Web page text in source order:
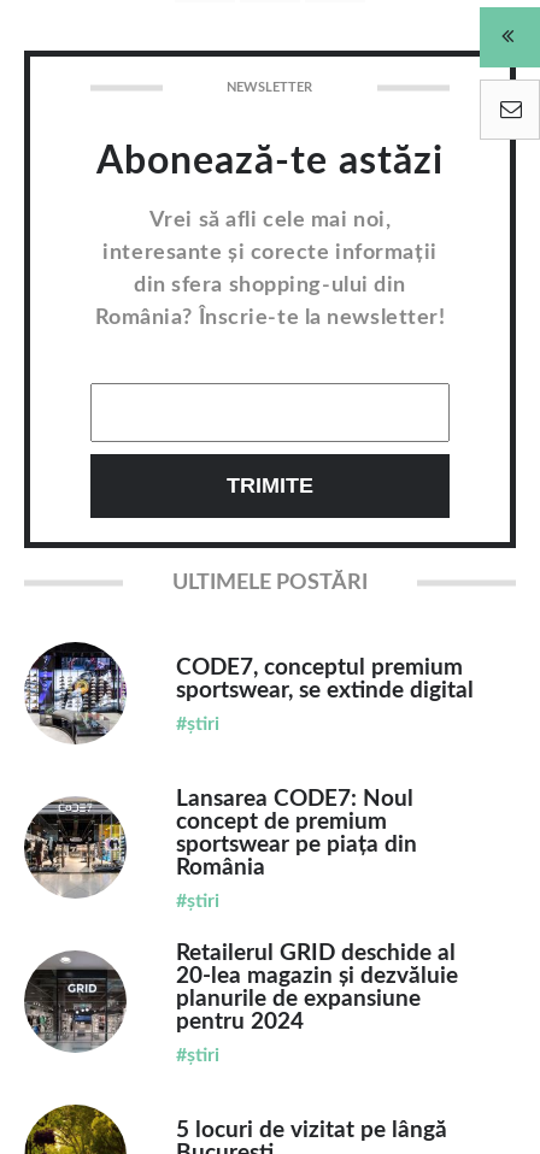
NEWSLETTER
Abonează-te astăzi
Vrei să afli cele mai noi,
interesante și corecte informații
din sfera shopping-ului din
România? Înscrie-te la newsletter!
ULTIMELE POSTĂRI
CODE7, conceptul premium
sportswear, se extinde digital
#știri
Lansarea CODE7: Noul
concept de premium
sportswear pe piața din
România
#știri
Retailerul GRID deschide al
20-lea magazin și dezvăluie
planurile de expansiune
pentru 2024
#știri
5 locuri de vizitat pe lângă